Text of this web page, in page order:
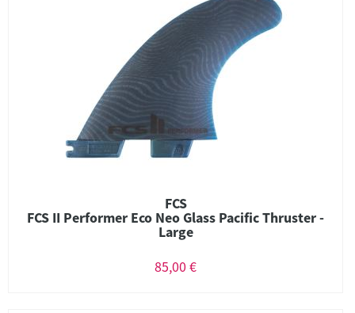
FCS
FCS II Performer Eco Neo Glass Pacific Thruster -
Large
85,00 €